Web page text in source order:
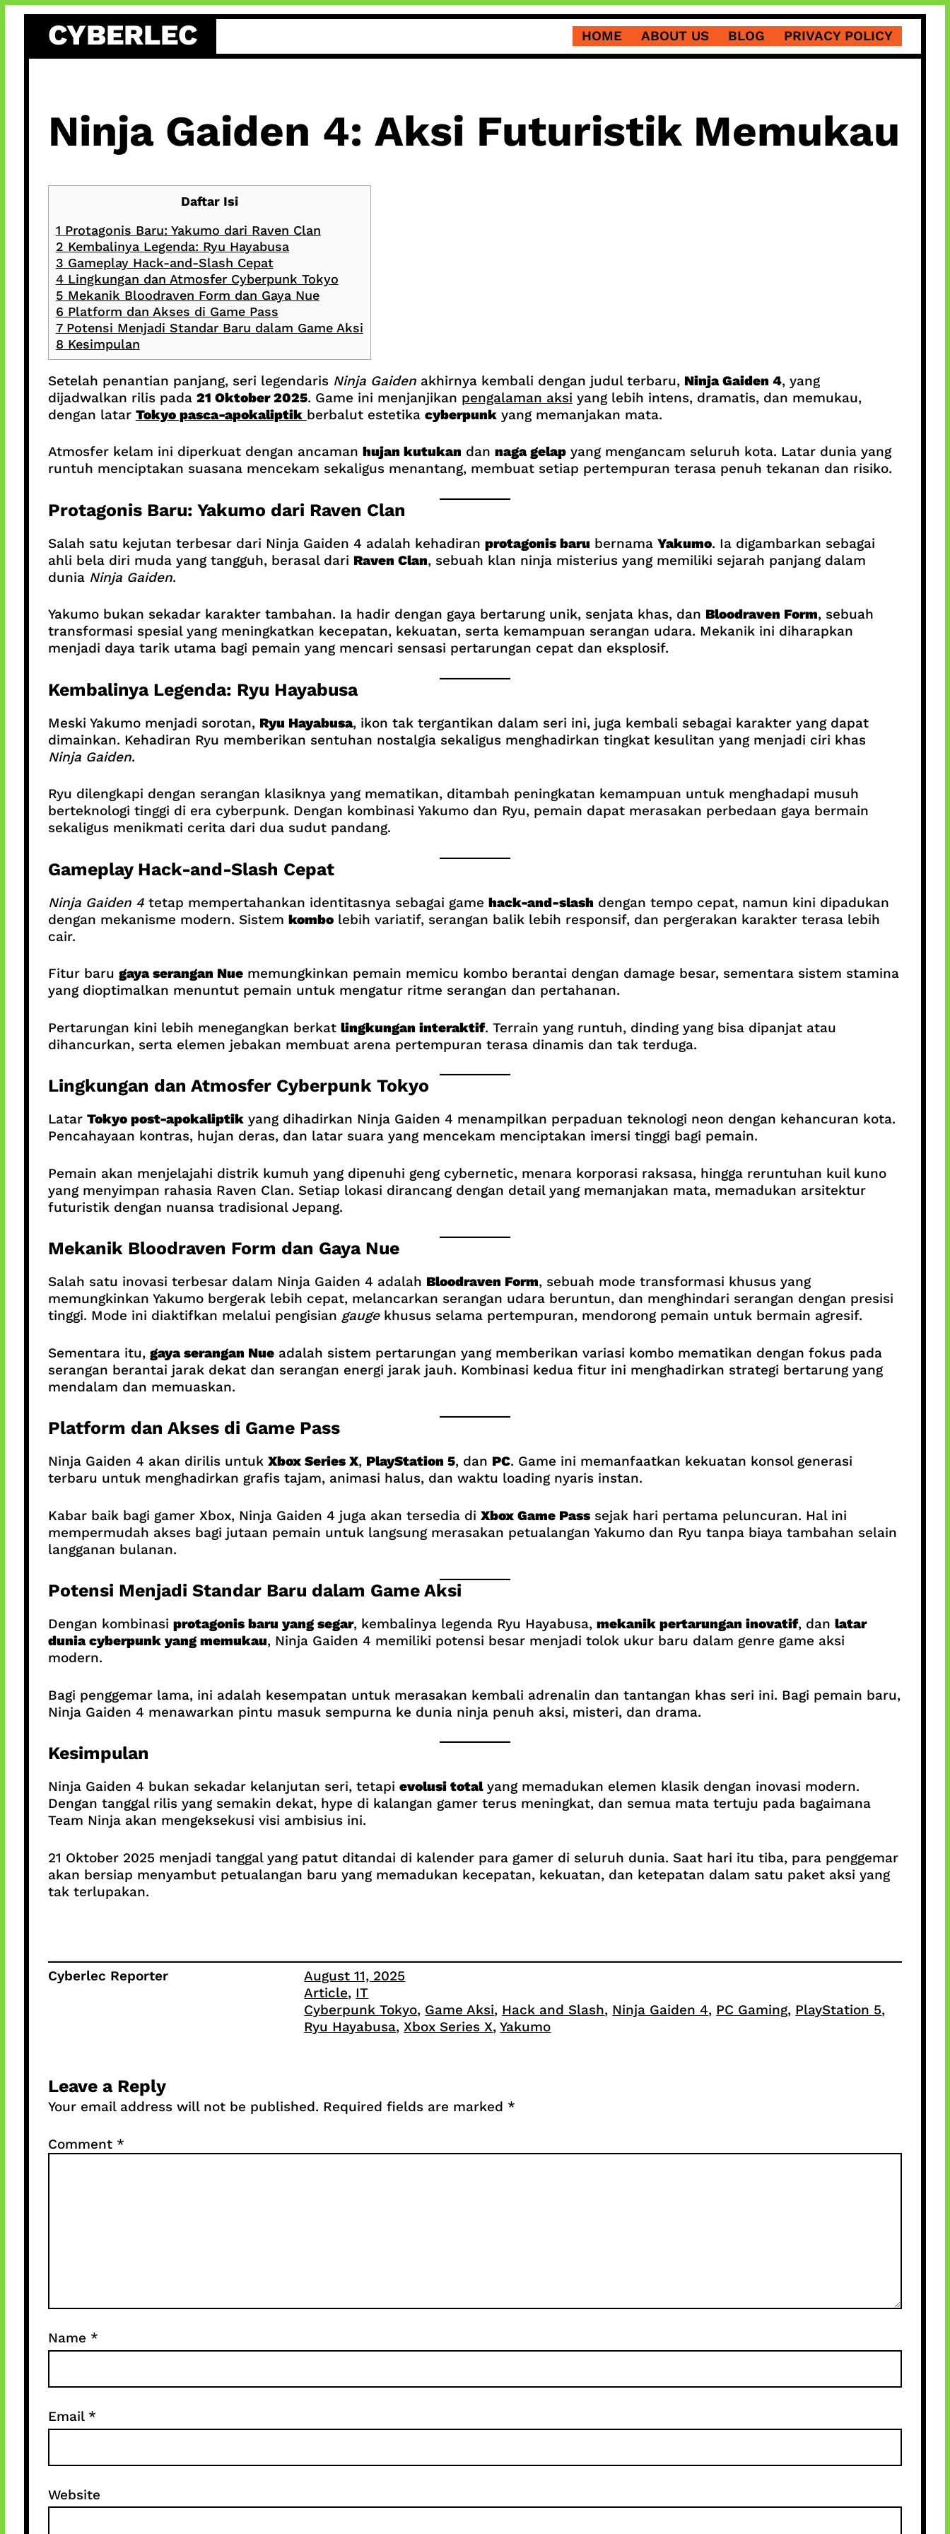
content
CYBERLEC HOME ABOUT US BLOG PRIVACY POLICY
Ninja Gaiden 4: Aksi Futuristik Memukau
Daftar Isi
1 Protagonis Baru: Yakumo dari Raven Clan
2 Kembalinya Legenda: Ryu Hayabusa
3 Gameplay Hack-and-Slash Cepat
4Lingkungan dan Atmosfer Cyberpunk Tokyo
5 Mekanik Bloodraven Form dan Gaya Nue
6 Platform dan Akses di Game Pass
7Potensi Menjadi Standar Baru dalam Game Aksi
8 Kesimpulan
Setelah penantian panjang, seri legendaris Ninja Gaidenakhirnya kembali dengan judul terbaru, Ninja Gaiden 4, yang
dijadwalkan rilis pada 21 Oktober 2025. Game ini menjanjikan pengalaman aksi yang lebih intens, dramatis, dan memukau,
dengan latar Tokyo pasca-apokaliptik berbalut estetika cyberpunkyang memanjakan mata.
Atmosfer kelam ini diperkuat dengan ancaman hujan kutukan dan naga gelapyang mengancam seluruh kota. Latar dunia yang
runtuh menciptakan suasana mencekam sekaligus menantang, membuat setiap pertempuran terasa penuh tekanan dan risiko.
Protagonis Baru: Yakumo dari Raven Clan
Salah satu kejutan terbesar dari Ninja Gaiden 4 adalah kehadiran protagonis baru bernama Yakumo. Ia digambarkan sebagai
ahli bela diri muda yang tangguh, berasal dari Raven Clan, sebuah klan ninja misterius yang memiliki sejarah panjang dalam
dunia Ninja Gaiden.
Yakumo bukan sekadar karakter tambahan. Ia hadir dengan gaya bertarung unik, senjata khas, dan Bloodraven Form, sebuah
transformasi spesial yang meningkatkan kecepatan, kekuatan, serta kemampuan serangan udara. Mekanik ini diharapkan
menjadi daya tarik utama bagi pemain yang mencari sensasi pertarungan cepat dan eksplosif.
Kembalinya Legenda: Ryu Hayabusa
Meski Yakumo menjadi sorotan, Ryu Hayabusa, ikon tak tergantikan dalam seri ini, juga kembali sebagai karakter yang dapat
dimainkan. Kehadiran Ryu memberikan sentuhan nostalgia sekaligus menghadirkan tingkat kesulitan yang menjadi ciri khas
Ninja Gaiden.
Ryu dilengkapi dengan serangan klasiknya yang mematikan, ditambah peningkatan kemampuan untuk menghadapi musuh
berteknologi tinggi di era cyberpunk. Dengan kombinasi Yakumo dan Ryu, pemain dapat merasakan perbedaan gaya bermain
sekaligus menikmati cerita dari dua sudut pandang.
Gameplay Hack-and-Slash Cepat
Ninja Gaiden 4tetap mempertahankan identitasnya sebagai game hack-and-slash dengan tempo cepat, namun kini dipadukan
dengan mekanisme modern. Sistem kombolebih variatif, serangan balik lebih responsif, dan pergerakan karakter terasa lebih
cair.
Fitur baru gaya serangan Nuememungkinkan pemain memicu kombo berantai dengan damage besar, sementara sistem stamina
yang dioptimalkan menuntut pemain untuk mengatur ritme serangan dan pertahanan.
Pertarungan kini lebih menegangkan berkat lingkungan interaktif. Terrain yang runtuh, dinding yang bisa dipanjat atau
dihancurkan, serta elemen jebakan membuat arena pertempuran terasa dinamis dan tak terduga.
Lingkungan dan Atmosfer Cyberpunk Tokyo
Latar Tokyo post-apokaliptikyang dihadirkan Ninja Gaiden 4 menampilkan perpaduan teknologi neon dengan kehancuran kota.
Pencahayaan kontras, hujan deras, dan latar suara yang mencekam menciptakan imersi tinggi bagi pemain.
Pemain akan menjelajahi distrik kumuh yang dipenuhi geng cybernetic, menara korporasi raksasa, hingga reruntuhan kuil kuno
yang menyimpan rahasia Raven Clan. Setiap lokasi dirancang dengan detail yang memanjakan mata, memadukan arsitektur
futuristik dengan nuansa tradisional Jepang.
Mekanik Bloodraven Form dan Gaya Nue
Salah satu inovasi terbesar dalam Ninja Gaiden 4 adalah Bloodraven Form, sebuah mode transformasi khusus yang
memungkinkan Yakumo bergerak lebih cepat, melancarkan serangan udara beruntun, dan menghindari serangan dengan presisi
tinggi. Mode ini diaktifkan melalui pengisian gaugekhusus selama pertempuran, mendorong pemain untuk bermain agresif.
Sementara itu, gaya serangan Nueadalah sistem pertarungan yang memberikan variasi kombo mematikan dengan fokus pada
serangan berantai jarak dekat dan serangan energi jarak jauh. Kombinasi kedua fitur ini menghadirkan strategi bertarung yang
mendalam dan memuaskan.
Platform dan Akses di Game Pass
Ninja Gaiden 4 akan dirilis untuk Xbox Series X, PlayStation 5, dan PC. Game ini memanfaatkan kekuatan konsol generasi
terbaru untuk menghadirkan grafis tajam, animasi halus, dan waktu loading nyaris instan.
Kabar baik bagi gamer Xbox, Ninja Gaiden 4 juga akan tersedia di Xbox Game Passsejak hari pertama peluncuran. Hal ini
mempermudah akses bagi jutaan pemain untuk langsung merasakan petualangan Yakumo dan Ryu tanpa biaya tambahan selain
langganan bulanan.
Potensi Menjadi Standar Baru dalam Game Aksi
Dengan kombinasi protagonis baru yang segar, kembalinya legenda Ryu Hayabusa, mekanik pertarungan inovatif, dan latar
dunia cyberpunk yang memukau, Ninja Gaiden 4 memiliki potensi besar menjadi tolok ukur baru dalam genre game aksi
modern.
Bagi penggemar lama, ini adalah kesempatan untuk merasakan kembali adrenalin dan tantangan khas seri ini. Bagi pemain baru,
Ninja Gaiden 4 menawarkan pintu masuk sempurna ke dunia ninja penuh aksi, misteri, dan drama.
Kesimpulan
Ninja Gaiden 4 bukan sekadar kelanjutan seri, tetapi evolusi totalyang memadukan elemen klasik dengan inovasi modern.
Dengan tanggal rilis yang semakin dekat, hype di kalangan gamer terus meningkat, dan semua mata tertuju pada bagaimana
Team Ninja akan mengeksekusi visi ambisius ini.
21 Oktober 2025 menjadi tanggal yang patut ditandai di kalender para gamer di seluruh dunia. Saat hari itu tiba, para penggemar
akan bersiap menyambut petualangan baru yang memadukan kecepatan, kekuatan, dan ketepatan dalam satu paket aksi yang
tak terlupakan.
Cyberlec Reporter
August 11, 2025
Article, IT
Cyberpunk Tokyo, Game Aksi, Hack and Slash, Ninja Gaiden 4, PC Gaming, PlayStation 5
Ryu Hayabusa, Xbox Series X, Yakumo
Leave a Reply
Your email address will not be published. Required fields are marked *
Comment *
Name *
Email *
Website